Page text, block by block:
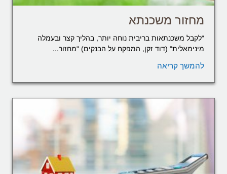
מחזור משכנתא
"לקבל משכנתאות בריבית נוחה יותר, בהליך קצר ובעמלה
מינימאלית" (דוד זקן, המפקח על הבנקים) "מחזור...
להמשך קריאה